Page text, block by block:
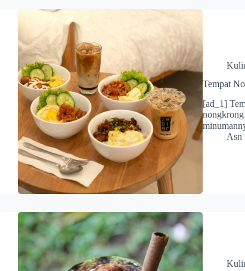
Tempat
[ad_1]
Asn